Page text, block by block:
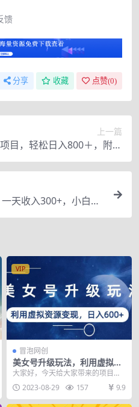
馈
分享 收藏 点赞(0)
上一篇
目，轻松日入800＋，附保
姆级教程及资料
天收入300+，小白轻
VIP
冒泡网创
美女号升级玩法，利用虚拟资
源变现，日入600+（教程+素
材）【揭秘】
大家好，今天给大家带来的项目是
《美女号升级玩法，利用虚拟资源
变现，日入600+》...
2023-08-29 157 9.9